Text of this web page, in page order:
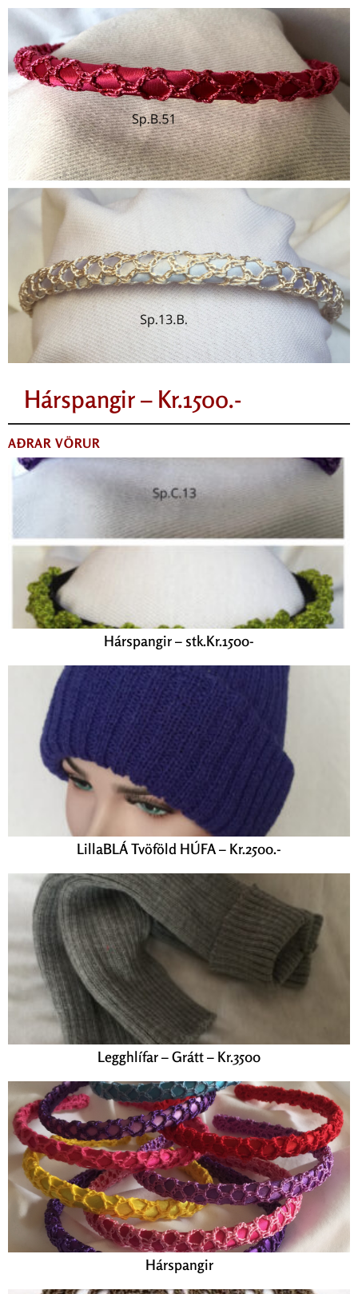
Hárspangir – Kr.1500.-
AÐRAR VÖRUR
Hárspangir – stk.Kr.1500-
LillaBLÁ Tvöföld HÚFA – Kr.2500.-
Legghlífar – Grátt – Kr.3500
Hárspangir